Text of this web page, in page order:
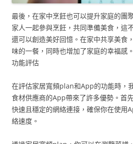
最後，在家中烹飪也可以提升家庭的團
家人一起參與烹飪，共同準備美食，這
還可以創造美好回憶。在家中共享美食
味的一餐，同時也增加了家庭的幸福感
功能評估
在評估家居寬頻plan和App的功能時，
食材供應商的App帶來了許多優勢。首
快速且穩定的網絡連接，確保你在使用
絡速度。